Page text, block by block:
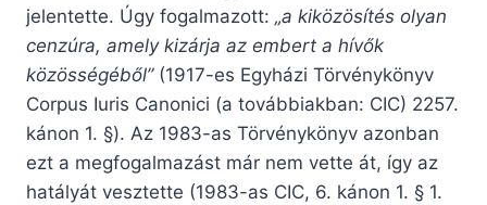
jelentette. Úgy fogalmazott: „a kiközösítés olyan
cenzúra, amely kizárja az embert a hívők
közösségéből”(1917-es Egyházi Törvénykönyv
Corpus Iuris Canonici (a továbbiakban: CIC) 2257.
kánon 1. §). Az 1983-as Törvénykönyv azonban
ezt a megfogalmazást már nem vette át, így az
hatályát vesztette (1983-as CIC, 6. kánon 1. § 1.